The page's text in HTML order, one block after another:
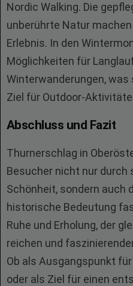
Nordic Walking. Die
unberührte Natur
Erlebnis. In den
Möglichkeiten für
Winterwanderungen, was
Ziel für Outdoor-
Abschluss und Fazit
Thurnerschlag in
Besucher nicht nur
Schönheit, sondern auch
historische Bedeutung
Ruhe und Erholung, der
reichen und
Ob als Ausgangspunkt
oder als Ziel für einen